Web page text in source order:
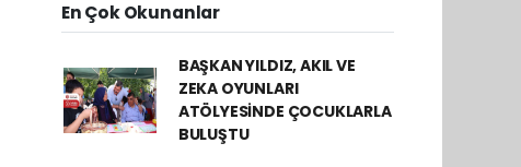
En Çok Okunanlar
BAŞKAN YILDIZ, AKIL VE
ZEKA OYUNLARI
ATÖLYESİNDE ÇOCUKLARLA
BULUŞTU